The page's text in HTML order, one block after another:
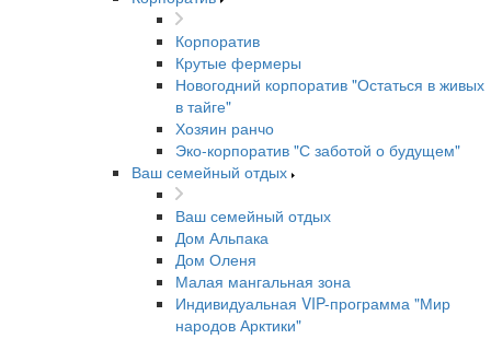
Корпоратив
Крутые фермеры
Новогодний корпоратив "Остаться в живых
в тайге"
Хозяин ранчо
Эко-корпоратив "С заботой о будущем"
Ваш семейный отдых
Ваш семейный отдых
Дом Альпака
Дом Оленя
Малая мангальная зона
Индивидуальная VIP-программа "Мир
народов Арктики"